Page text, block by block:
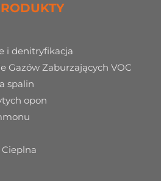
i denitryfikacja
Gazów Zaburzających VOC
spalin
opon
Cieplna